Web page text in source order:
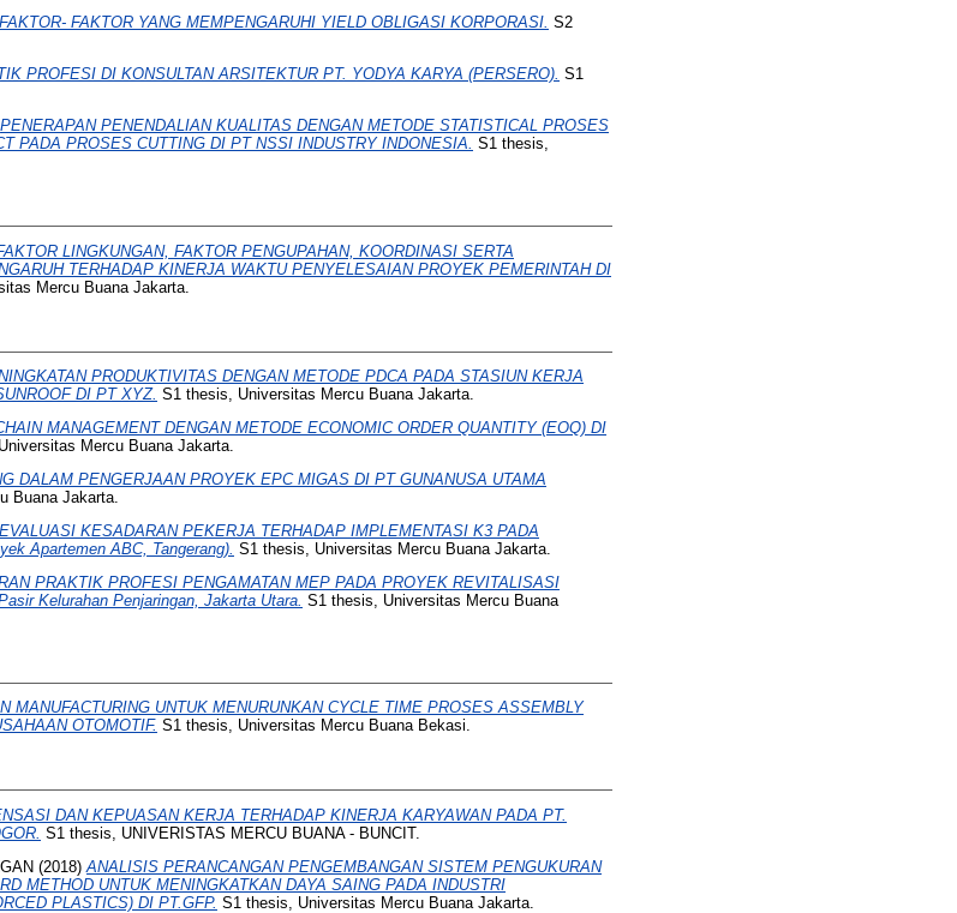
FAKTOR YANG MEMPENGARUHI YIELD OBLIGASI KORPORASI. S2
PROFESI DI KONSULTAN ARSITEKTUR PT. YODYA KARYA (PERSERO). S1
PENERAPAN PENENDALIAN KUALITAS DENGAN METODE STATISTICAL PROSES
PADA PROSES CUTTING DI PT NSSI INDUSTRY INDONESIA. S1 thesis,
LINGKUNGAN, FAKTOR PENGUPAHAN, KOORDINASI SERTA
TERHADAP KINERJA WAKTU PENYELESAIAN PROYEK PEMERINTAH DI
Mercu Buana Jakarta.
PRODUKTIVITAS DENGAN METODE PDCA PADA STASIUN KERJA
DI PT XYZ. S1 thesis, Universitas Mercu Buana Jakarta.
MANAGEMENT DENGAN METODE ECONOMIC ORDER QUANTITY (EOQ) DI
Mercu Buana Jakarta.
DALAM PENGERJAAN PROYEK EPC MIGAS DI PT GUNANUSA UTAMA
Buana Jakarta.
EVALUASI KESADARAN PEKERJA TERHADAP IMPLEMENTASI K3 PADA
Apartemen ABC, Tangerang). S1 thesis, Universitas Mercu Buana Jakarta.
PRAKTIK PROFESI PENGAMATAN MEP PADA PROYEK REVITALISASI
Kelurahan Penjaringan, Jakarta Utara. S1 thesis, Universitas Mercu Buana
MANUFACTURING UNTUK MENURUNKAN CYCLE TIME PROSES ASSEMBLY
OTOMOTIF. S1 thesis, Universitas Mercu Buana Bekasi.
DAN KEPUASAN KERJA TERHADAP KINERJA KARYAWAN PADA PT.
S1 thesis, UNIVERISTAS MERCU BUANA - BUNCIT.
(2018)ANALISIS PERANCANGAN PENGEMBANGAN SISTEM PENGUKURAN
METHOD UNTUK MENINGKATKAN DAYA SAING PADA INDUSTRI
PLASTICS) DI PT.GFP. S1 thesis, Universitas Mercu Buana Jakarta.